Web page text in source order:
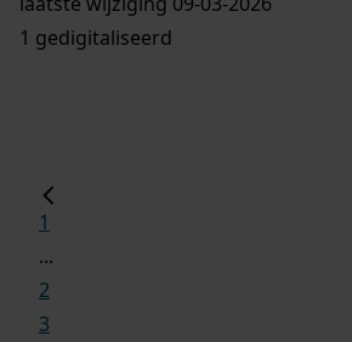
1 gedigitaliseerd
1
...
2
3